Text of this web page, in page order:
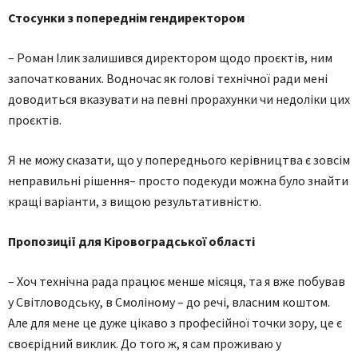
Стосунки з попереднім гендиректором
– Роман Ілик залишився директором щодо проєктів, ним
започаткованих. Водночас як голові технічної ради мені
доводиться вказувати на певні прорахунки чи недоліки цих
проєктів.
Я не можу сказати, що у попереднього керівництва є зовсім
неправильні рішення– просто подекуди можна було знайти
кращі варіанти, з вищою результативністю.
Пропозиції для Кіровоградської області
– Хоч технічна рада працює менше місяця, та я вже побував
у Світловодську, в Смоліному – до речі, власним коштом.
Але для мене це дуже цікаво з професійної точки зору, це є
своєрідний виклик. До того ж, я сам проживаю у